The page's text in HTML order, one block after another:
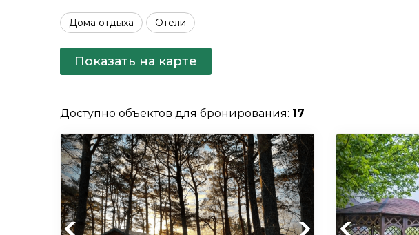
Дома отдыха Отели
Показать на карте
Доступно объектов для бронирования: 17
Previous Next Previous